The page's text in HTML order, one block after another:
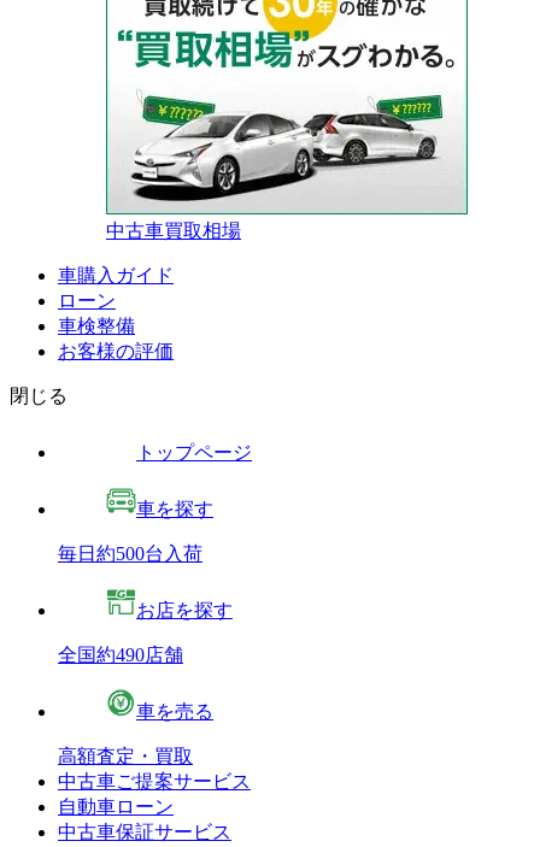
中古車買取相場
車購入ガイド
ローン
車検整備
お客様の評価
閉じる
トップページ
車を探す
毎日約500台入荷
お店を探す
全国約490店舗
車を売る
高額査定・買取
中古車ご提案サービス
自動車ローン
中古車保証サービス